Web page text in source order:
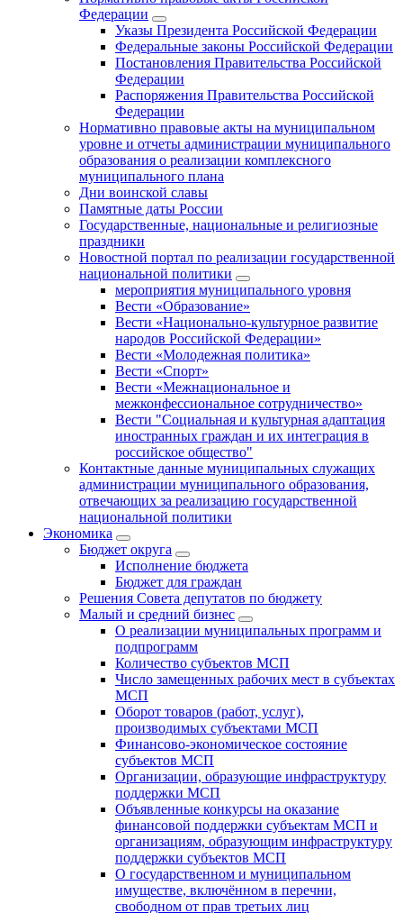
Федерации
Указы Президента Российской Федерации
Федеральные законы Российской Федерации
Постановления Правительства Российской
Федерации
Распоряжения Правительства Российской
Федерации
Нормативно правовые акты на муниципальном
уровне и отчеты администрации муниципального
образования о реализации комплексного
муниципального плана
Дни воинской славы
Памятные даты России
Государственные, национальные и религиозные
праздники
Новостной портал по реализации государственной
национальной политики
мероприятия муниципального уровня
Вести «Образование»
Вести «Национально-культурное развитие
народов Российской Федерации»
Вести «Молодежная политика»
Вести «Спорт»
Вести «Межнациональное и
межконфессиональное сотрудничество»
Вести "Социальная и культурная адаптация
иностранных граждан и их интеграция в
российское общество"
Контактные данные муниципальных служащих
администрации муниципального образования,
отвечающих за реализацию государственной
национальной политики
Экономика
Бюджет округa
Исполнение бюджета
Бюджет для граждан
Решения Совета депутатов по бюджету
Малый и средний бизнес
О реализации муниципальных программ и
подпрограмм
Количество субъектов МСП
Число замещенных рабочих мест в субъектах
МСП
Оборот товаров (работ, услуг),
производимых субъектами МСП
Финансово-экономическое состояние
субъектов МСП
Организации, образующие инфраструктуру
поддержки МСП
Объявленные конкурсы на оказание
финансовой поддержки субъектам МСП и
организациям, образующим инфраструктуру
поддержки субъектов МСП
О государственном и муниципальном
имуществе, включённом в перечни,
свободном от прав третьих лиц